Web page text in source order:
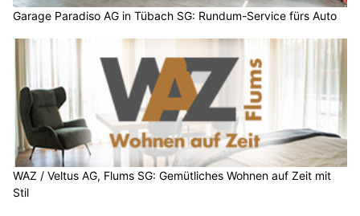
Garage Paradiso AG in Tübach SG: Rundum-Service fürs Auto
WAZ / Veltus AG, Flums SG: Gemütliches Wohnen auf Zeit mit
Stil